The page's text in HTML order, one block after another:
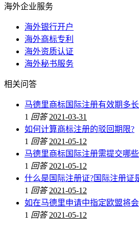
海外企业服务
海外银行开户
海外商标专利
海外资质认证
海外秘书服务
相关问答
马德里商标国际注册有效期多
1 回答 2021-03-31
如何计算商标注册的驳回期限?
1 回答 2021-05-12
马德里商标国际注册需提交哪些
1 回答 2021-05-12
什么是国际注册证?国际注册证
1 回答 2021-05-12
如在马德里申请中指定欧盟将
1 回答 2021-05-12